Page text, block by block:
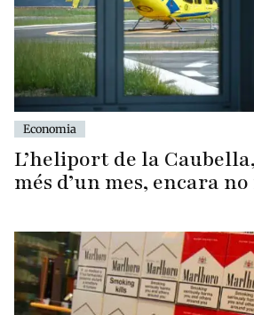
Economia
L’heliport de la
més d’un mes, encara